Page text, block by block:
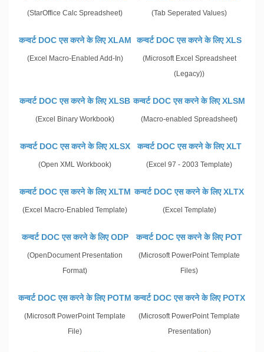
(StarOffice Calc Spreadsheet) (Tab Seperated Values)
कन्वर्ट DOC एस करने के लिए XLAM
(Excel Macro-Enabled Add-In)
कन्वर्ट DOC एस करने के लिए XLS
(Microsoft Excel Spreadsheet
(Legacy))
कन्वर्ट DOC एस करने के लिए XLSB
(Excel Binary Workbook)
कन्वर्ट DOC एस करने के लिए XLSM
(Macro-enabled Spreadsheet)
कन्वर्ट DOC एस करने के लिए XLSX
(Open XML Workbook)
कन्वर्ट DOC एस करने के लिए XLT
(Excel 97 - 2003 Template)
कन्वर्ट DOC एस करने के लिए XLTM
(Excel Macro-Enabled Template)
कन्वर्ट DOC एस करने के लिए XLTX
(Excel Template)
कन्वर्ट DOC एस करने के लिए ODP
(OpenDocument Presentation
Format)
कन्वर्ट DOC एस करने के लिए POT
(Microsoft PowerPoint Template
Files)
कन्वर्ट DOC एस करने के लिए POTM
(Microsoft PowerPoint Template
File)
कन्वर्ट DOC एस करने के लिए POTX
(Microsoft PowerPoint Template
Presentation)